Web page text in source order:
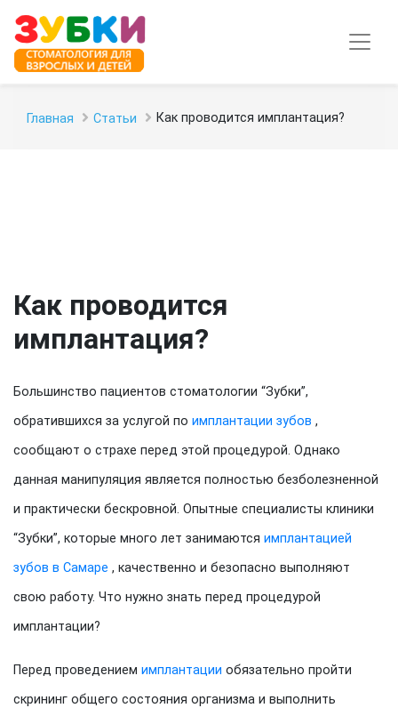
Главная Статьи Как проводится имплантация?
Как проводится
имплантация?
Большинство пациентов стоматологии “Зубки”,
обратившихся за услугой по имплантации зубов ,
сообщают о страхе перед этой процедурой. Однако
данная манипуляция является полностью безболезненной
и практически бескровной. Опытные специалисты клиники
“Зубки”, которые много лет занимаются имплантацией
зубов в Самаре , качественно и безопасно выполняют
свою работу. Что нужно знать перед процедурой
имплантации?
Перед проведением имплантации обязательно пройти
скрининг общего состояния организма и выполнить